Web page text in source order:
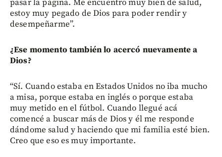
pasar la página. Me encuentro muy bien de salud,
estoy muy pegado de Dios para poder rendir y
desempeñarme”.
¿Ese momento también lo acercó nuevamente a
Dios?
“Sí. Cuando estaba en Estados Unidos no iba mucho
a misa, porque estaba en inglés o porque estaba
muy metido en el fútbol. Cuando llegué acá
comencé a buscar más de Dios y él me responde
dándome salud y haciendo que mi familia esté bien.
Creo que eso es muy importante.